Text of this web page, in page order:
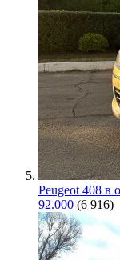
Peugeot 408 в
92.000 (6 916)